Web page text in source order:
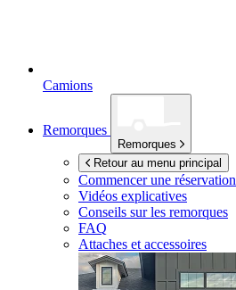
Camions
Remorques
Remorques
Retour au menu principal
Commencer une réservation
Vidéos explicatives
Conseils sur les remorques
FAQ
Attaches et accessoires